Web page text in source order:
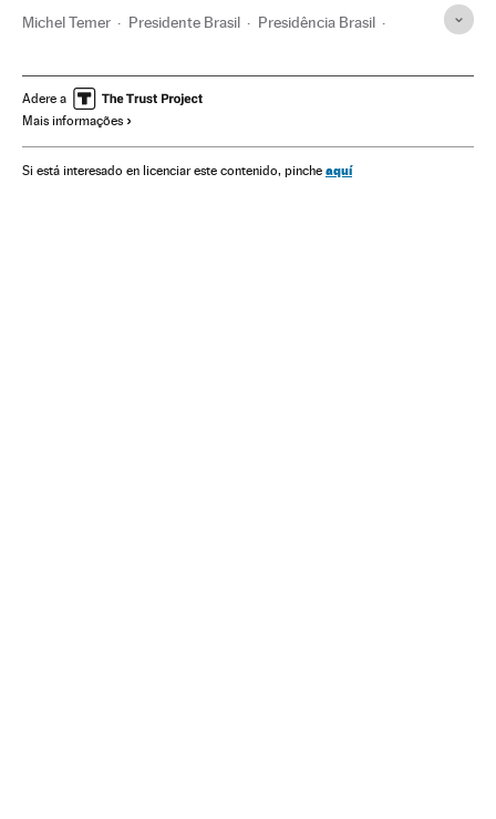
Michel Temer Presidente Brasil Presidência Brasil
América Latina Administração Estado
Administração pública
Adere a
Mais informações
Si está interesado en licenciar este contenido, pinche aquí